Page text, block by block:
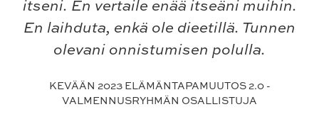
itseni. En vertaile enää itseäni muihin.
En laihduta, enkä ole dieetillä. Tunnen
olevani onnistumisen polulla.
KEVÄÄN 2023 ELÄMÄNTAPAMUUTOS 2.0 -
VALMENNUSRYHMÄN OSALLISTUJA